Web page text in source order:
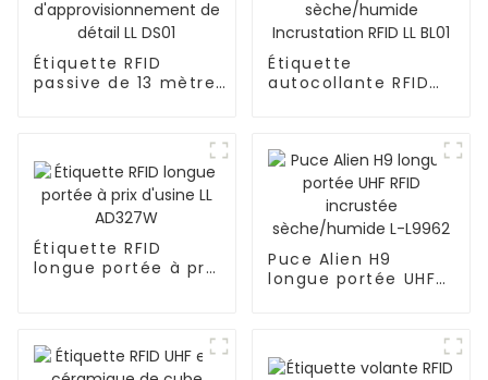
Étiquette RFID
passive de 13 mètres
Étiquette
autocollante RFID
Incrustation RFID LL
BL01
Étiquette RFID
longue portée à prix
Puce Alien H9
longue portée UHF